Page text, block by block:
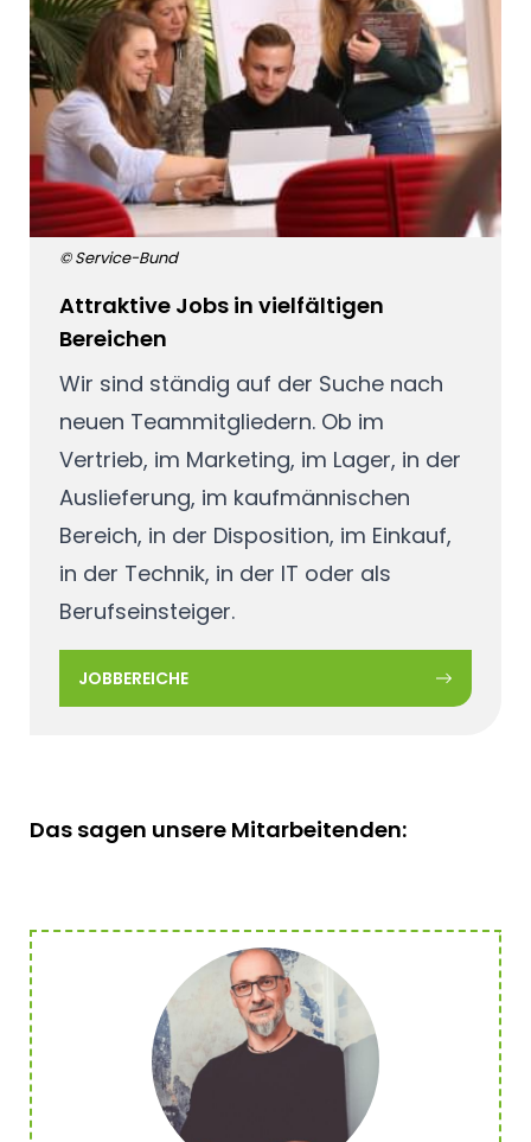
© Service-Bund
Attraktive Jobs in vielfältigen
Bereichen
Wir sind ständig auf der Suche nach
neuen Teammitgliedern. Ob im
Vertrieb, im Marketing, im Lager, in der
Auslieferung, im kaufmännischen
Bereich, in der Disposition, im Einkauf,
in der Technik, in der IT oder als
Berufseinsteiger.
JOBBEREICHE
Das sagen unsere Mitarbeitenden: